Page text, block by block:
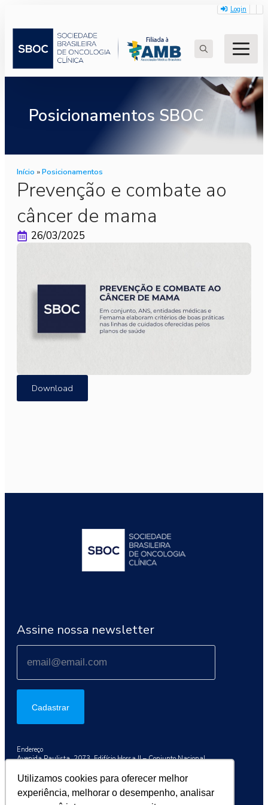
Utilizamos cookies para oferecer melhor
experiência, melhorar o desempenho, analisar
Login
for:
Posicionamentos SBOC
Início »Posicionamentos
Prevenção e combate ao
câncer de mama
26/03/2025
Download
Assine nossa newsletter
Cadastrar
Endereço
Avenida Paulista, 2073, Edifício Horsa II – Conjunto Nacional
Telefone
+55 (11) 3192-9284